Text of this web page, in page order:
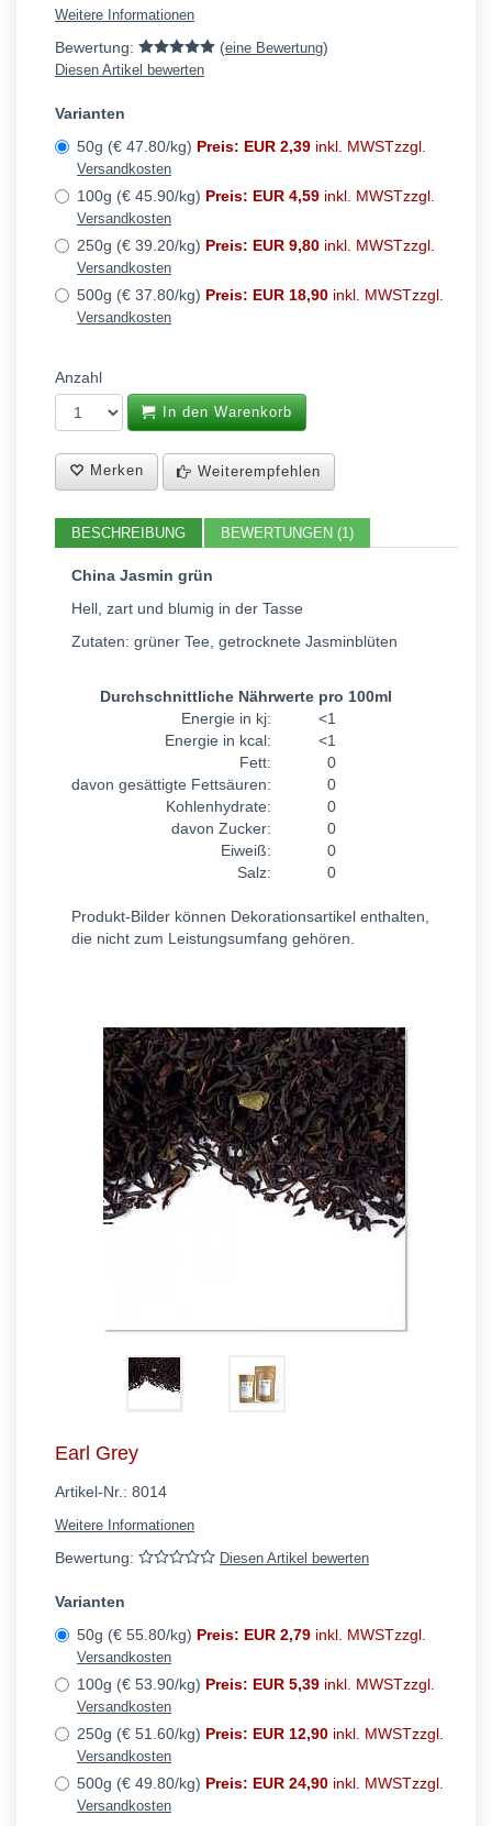
Weitere Informationen
Bewertung: (eine Bewertung)
Diesen Artikel bewerten
Varianten
50g (€ 47.80/kg) Preis: EUR 2,39 inkl. MWSTzzgl.
Versandkosten
100g (€ 45.90/kg) Preis: EUR 4,59 inkl. MWSTzzgl.
Versandkosten
250g (€ 39.20/kg) Preis: EUR 9,80 inkl. MWSTzzgl.
Versandkosten
500g (€ 37.80/kg) Preis: EUR 18,90 inkl. MWSTzzgl.
Versandkosten
Anzahl
In den Warenkorb
Merken Weiterempfehlen
BESCHREIBUNG BEWERTUNGEN (1)
China Jasmin grün
Hell, zart und blumig in der Tasse
Zutaten: grüner Tee, getrocknete Jasminblüten
Durchschnittliche Nährwerte pro 100ml
Energie in kj:
<1
Energie in kcal:
<1
Fett:
0
davon gesättigte Fettsäuren:
0
Kohlenhydrate:
0
davon Zucker:
0
Eiweiß:
0
Salz:
0
Produkt-Bilder können Dekorationsartikel enthalten,
die nicht zum Leistungsumfang gehören.
Earl Grey
Artikel-Nr.: 8014
Weitere Informationen
Bewertung: Diesen Artikel bewerten
Varianten
50g (€ 55.80/kg) Preis: EUR 2,79 inkl. MWSTzzgl.
Versandkosten
100g (€ 53.90/kg) Preis: EUR 5,39 inkl. MWSTzzgl.
Versandkosten
250g (€ 51.60/kg) Preis: EUR 12,90 inkl. MWSTzzgl.
Versandkosten
500g (€ 49.80/kg) Preis: EUR 24,90 inkl. MWSTzzgl.
Versandkosten